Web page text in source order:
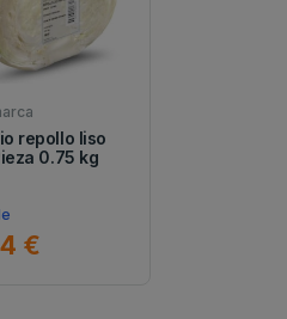
repollo liso
0.75 kg
€